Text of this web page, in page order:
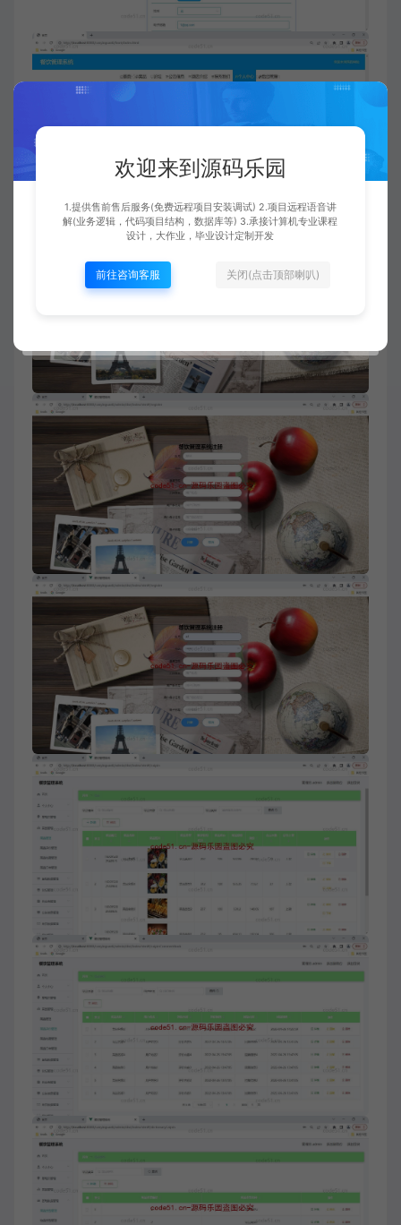
欢迎来到源码乐园
1.提供售前售后服务(免费远程项目安装调试) 2.项目远程语音讲
解(业务逻辑，代码项目结构，数据库等) 3.承接计算机专业课程
设计，大作业，毕业设计定制开发
前往咨询客服 关闭(点击顶部喇叭)